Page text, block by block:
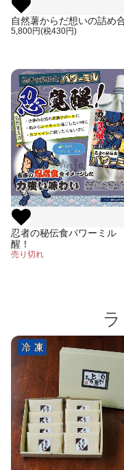
自然薯からだ想いの詰め
5,800円(税430円)
忍者の秘伝食パワーミル
醒！
売り切れ